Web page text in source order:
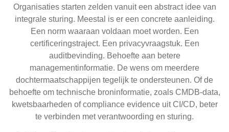
Organisaties starten zelden vanuit een abstract idee van
integrale sturing. Meestal is er een concrete aanleiding.
Een norm waaraan voldaan moet worden. Een
certificeringstraject. Een privacyvraagstuk. Een
auditbevinding. Behoefte aan betere
managementinformatie. De wens om meerdere
dochtermaatschappijen tegelijk te ondersteunen. Of de
behoefte om technische broninformatie, zoals CMDB-data,
kwetsbaarheden of compliance evidence uit CI/CD, beter
te verbinden met verantwoording en sturing.